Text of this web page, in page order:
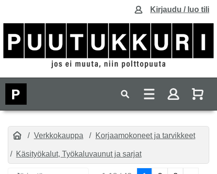
Kirjaudu / luo tili
Verkkokauppa Korjaamokoneet ja tarvikkeet
Käsityökalut, Työkaluvaunut ja sarjat